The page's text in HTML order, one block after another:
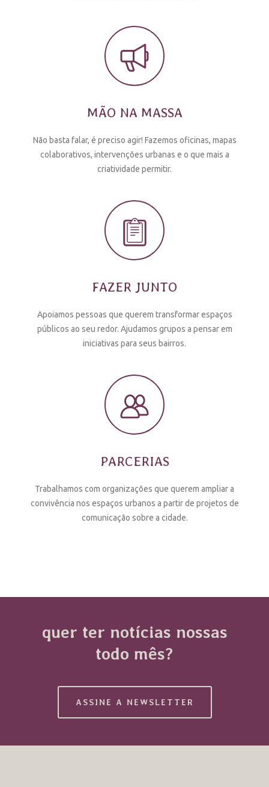
MÃO NA MASSA
Não basta falar, é preciso agir! Fazemos oficinas, mapas
colaborativos, intervenções urbanas e o que mais a
criatividade permitir.
FAZER JUNTO
Apoiamos pessoas que querem transformar espaços
públicos ao seu redor. Ajudamos grupos a pensar em
iniciativas para seus bairros.
PARCERIAS
Trabalhamos com organizações que querem ampliar a
convivência nos espaços urbanos a partir de projetos de
comunicação sobre a cidade.
quer ter notícias nossas
todo mês?
ASSINE A NEWSLETTER